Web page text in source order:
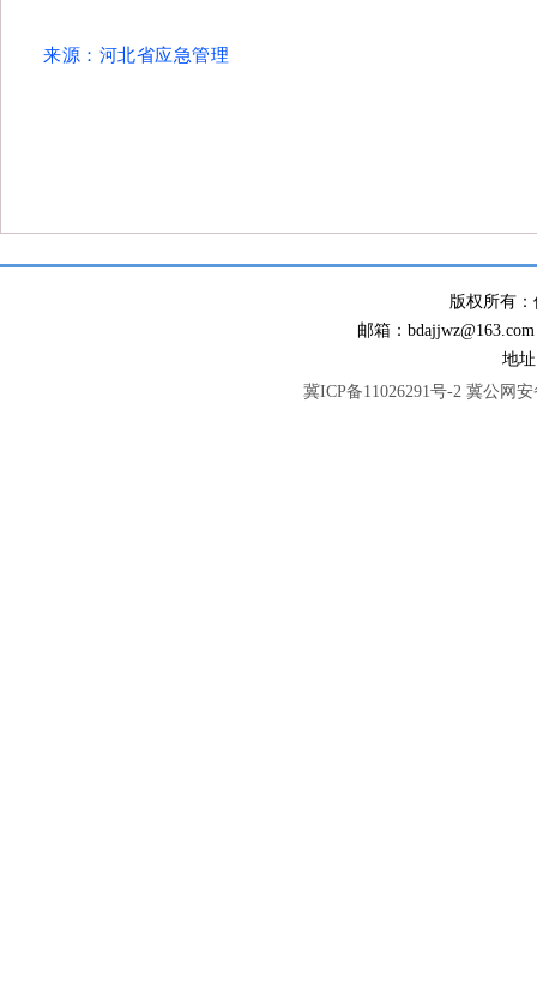
来源：河北省应急管理
版权所有
邮箱：
地
冀ICP备11026291号-2 冀公网安